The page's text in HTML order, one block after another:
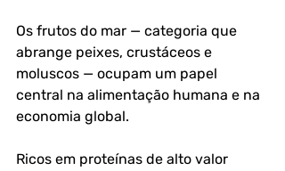
Os frutos do mar — categoria que
abrange peixes, crustáceos e
moluscos — ocupam um papel
central na alimentação humana e na
economia global.
Ricos em proteínas de alto valor